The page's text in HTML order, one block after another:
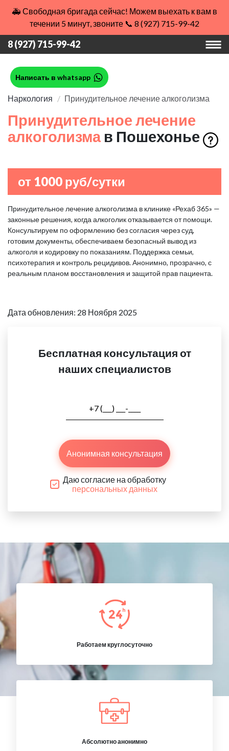
🚑 Свободная бригада сейчас! Можем выехать к вам в
течении 5 минут, звоните 📞 8 (927) 715-99-42
8 (927) 715-99-42
Написать в whatsapp
Наркология Принудительное лечение алкоголизма
Принудительное лечение
алкоголизма в Пошехонье
от 1000 руб/сутки
Принудительное лечение алкоголизма в клинике «Рехаб 365» —
законные решения, когда алкоголик отказывается от помощи.
Консультируем по оформлению без согласия через суд,
готовим документы, обеспечиваем безопасный вывод из
алкоголя и кодировку по показаниям. Поддержка семьи,
психотерапия и контроль рецидивов. Анонимно, прозрачно, с
реальным планом восстановления и защитой прав пациента.
Дата обновления: 28 Ноября 2025
Бесплатная консультация от
наших специалистов
Анонимная консультация
Даю согласие на обработку
персональных данных
Работаем круглосуточно
Абсолютно анонимно